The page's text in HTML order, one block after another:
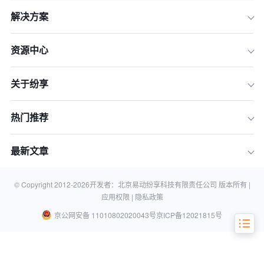
三、实施和监控
解决方案
资源中心
关于纷享
热门推荐
最新文章
© Copyright 2012-2026开发者：北京易动纷享科技有限责任公司 版本所有 |
应用权限 | 隐私政策
京公网安备 11010802020043号京ICP备12021815号